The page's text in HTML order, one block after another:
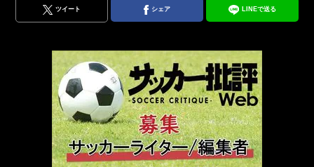
ツイート シェア LINEで送る